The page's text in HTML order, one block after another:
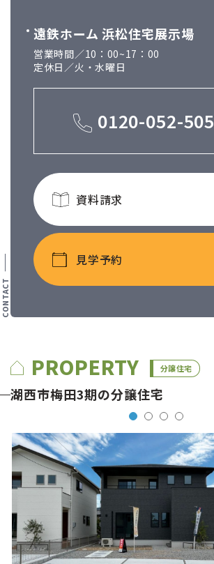
遠鉄ホーム 浜松住宅展示場
営業時間／10：00~17：00
定休日／火・水曜日
0120-052-505
資料請求
見学予約
PROPERTY 分譲住宅
湖西市梅田3期の分譲住宅